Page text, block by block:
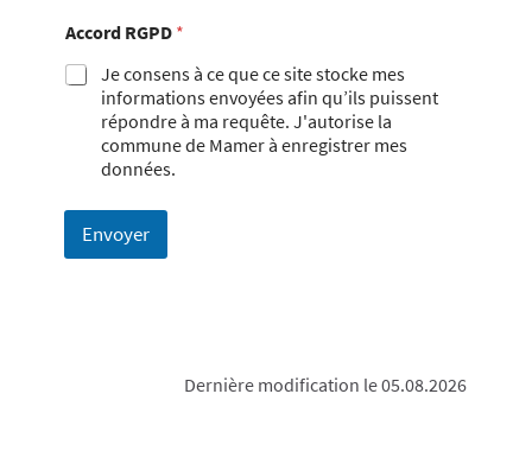
Accord RGPD *
Je consens à ce que ce site stocke mes
informations envoyées afin qu’ils puissent
répondre à ma requête. J'autorise la
commune de Mamer à enregistrer mes
données.
Envoyer
Dernière modification le 05.08.2026